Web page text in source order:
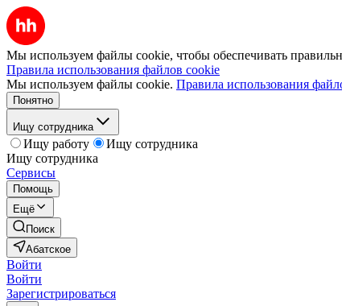
Мы используем файлы cookie, чтобы обеспечивать
Правила использования файлов cookie
Мы используем файлы cookie. Правила использования
Понятно
Ищу сотрудника
Ищу работу
Ищу сотрудника
Ищу сотрудника
Сервисы
Помощь
Ещё
Поиск
Абатское
Войти
Войти
Зарегистрироваться